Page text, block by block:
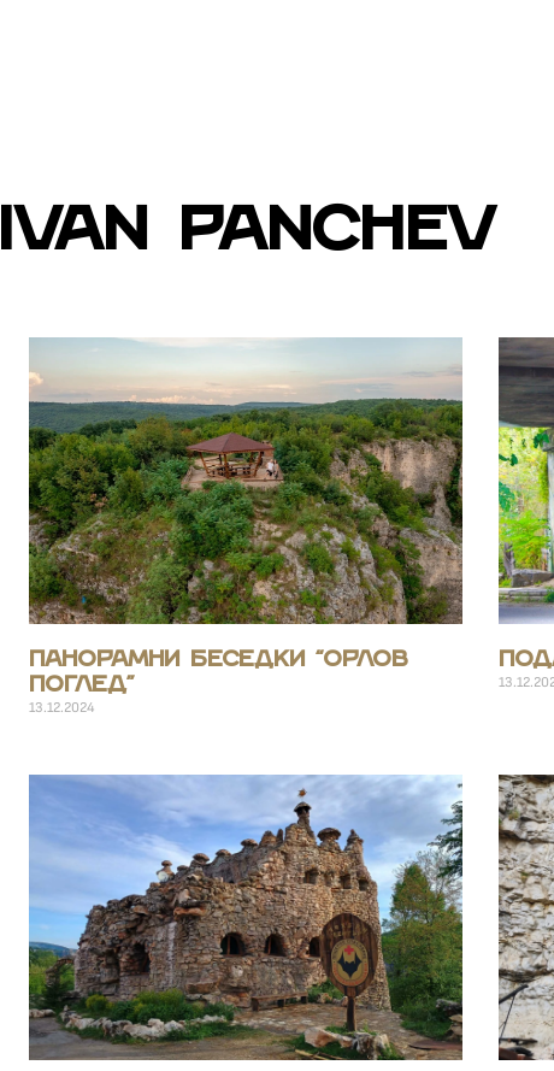
Ivan Panchev
Панорамни беседки “Орлов
поглед”
13.12.2024